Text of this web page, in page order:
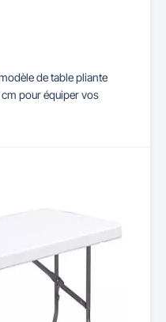
de table pliante
pour équiper vos